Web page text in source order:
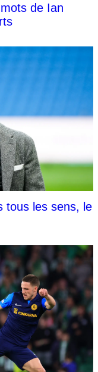
de Ian
tous les sens, le